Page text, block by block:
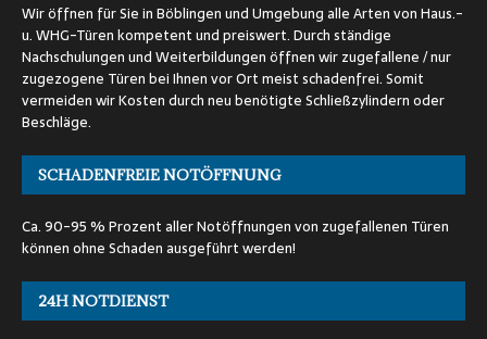
Wir öffnen für Sie in Böblingen und Umgebung alle Arten von Haus.-
u. WHG-Türen kompetent und preiswert. Durch ständige
Nachschulungen und Weiterbildungen öffnen wir zugefallene / nur
zugezogene Türen bei Ihnen vor Ort meist schadenfrei. Somit
vermeiden wir Kosten durch neu benötigte Schließzylindern oder
Beschläge.
SCHADENFREIE NOTÖFFNUNG
Ca. 90-95 % Prozent aller Notöffnungen von zugefallenen Türen
können ohne Schaden ausgeführt werden!
24H NOTDIENST